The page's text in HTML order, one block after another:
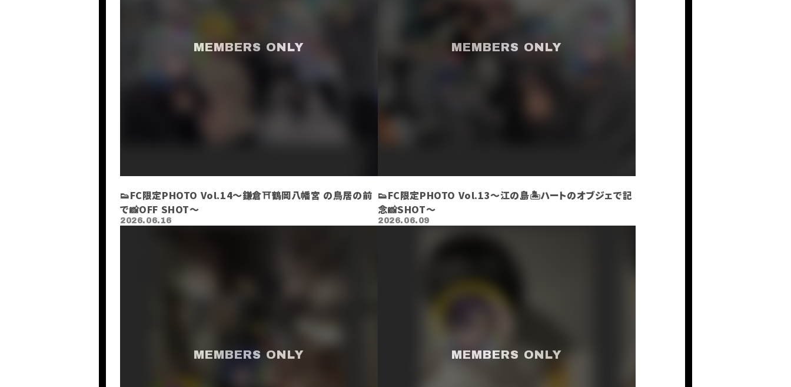
👟FC限定PHOTO Vol.14～鎌倉⛩️鶴岡八幡宮 の鳥居の前
で📸OFF SHOT〜
2026.06.16
👟FC限定PHOTO Vol.13～江の島🏝️ハートのオブジェで記
念📸SHOT〜
2026.06.09